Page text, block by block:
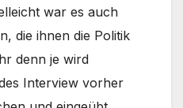
war es auch
die ihnen die Politik
denn je wird
Interview vorher